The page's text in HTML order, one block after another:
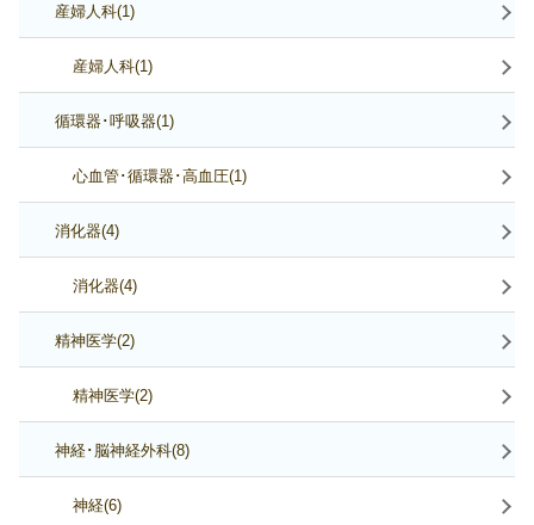
産婦人科(1)
産婦人科(1)
循環器･呼吸器(1)
心血管･循環器･高血圧(1)
消化器(4)
消化器(4)
精神医学(2)
精神医学(2)
神経･脳神経外科(8)
神経(6)